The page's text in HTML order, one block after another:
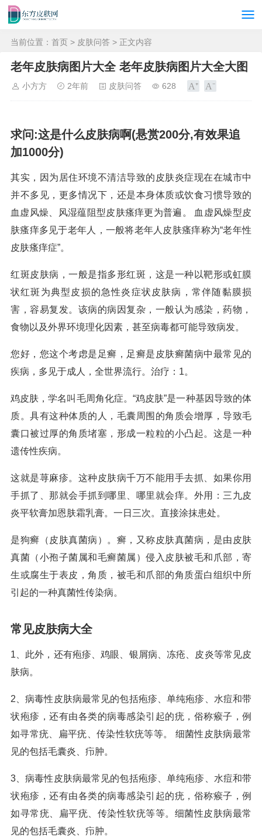
当前位置： 首页 > 皮肤问答 > 正文内容
老年皮肤病图片大全 老年皮肤病图片大全大图
小方方 2年前 皮肤问答 628
求问:这是什么皮肤病啊(悬赏200分,有效果追
加1000分)
其实，因为居住环境不清洁导致的皮肤炎症现在在城市中
并不多见，更多情况下，还是本身体质或饮食习惯导致的
血虚风燥、风湿蕴阻型皮肤瘙痒更为普遍。 血虚风燥型皮
肤瘙痒多见于老年人，一般将老年人皮肤瘙痒称为“老年性
皮肤瘙痒症”。
红斑皮肤病，一般是指多形红斑，这是一种以靶形或虹膜
状红斑为典型皮损的急性炎症状皮肤病，常伴随黏膜损
害，容易复发。该病的病因复杂，一般认为感染，药物，
食物以及外界环境理化因素，甚至病毒都可能导致病发。
您好，您这个考虑是足癣，足癣是皮肤癣菌病中最常见的
疾病，多见于成人，全世界流行。治疗：1。
鸡皮肤，学名叫毛周角化症。“鸡皮肤”是一种基因导致的体
质。具有这种体质的人，毛囊周围的角质会增厚，导致毛
囊口被过厚的角质堵塞，形成一粒粒的小凸起。这是一种
遗传性疾病。
这就是荨麻疹。这种皮肤病千万不能用手去抓、如果你用
手抓了、那就会手抓到哪里、哪里就会痒。外用：三九皮
炎平软膏加恩肤霜乳膏。一日三次。直接涂抹患处。
是狗癣（皮肤真菌病）。癣，又称皮肤真菌病，是由皮肤
真菌（小孢子菌属和毛癣菌属）侵入皮肤被毛和爪部，寄
生或腐生于表皮，角质，被毛和爪部的角质蛋白组织中所
引起的一种真菌性传染病。
常见皮肤病大全
1、此外，还有疱疹、鸡眼、银屑病、冻疮、皮炎等常见皮
肤病。
2、病毒性皮肤病最常见的包括疱疹、单纯疱疹、水痘和带
状疱疹，还有由各类的病毒感染引起的疣，俗称瘊子，例
如寻常疣、扁平疣、传染性软疣等等。 细菌性皮肤病最常
见的包括毛囊炎、疖肿。
3、病毒性皮肤病最常见的包括疱疹、单纯疱疹、水痘和带
状疱疹，还有由各类的病毒感染引起的疣，俗称瘊子，例
如寻常疣、扁平疣、传染性软疣等等。细菌性皮肤病最常
见的包括毛囊炎、疖肿。